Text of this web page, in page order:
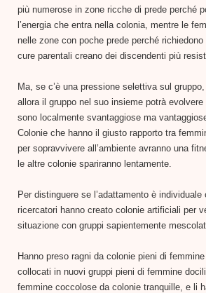
più numerose in zone ricche di prede perché
l’energia che entra nella colonia, mentre le
nelle zone con poche prede perché
cure parentali creano dei discendenti più
Ma, se c’è una pressione selettiva sul gruppo,
allora il gruppo nel suo insieme potrà
sono localmente svantaggiose ma
Colonie che hanno il giusto rapporto tra
per sopravvivere all’ambiente avranno una
le altre colonie spariranno lentamente.
Per distinguere se l’adattamento è
ricercatori hanno creato colonie artificiali per
situazione con gruppi sapientemente
Hanno preso ragni da colonie pieni di
collocati in nuovi gruppi pieni di femmine
femmine coccolose da colonie tranquille, e li